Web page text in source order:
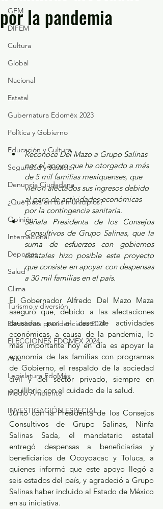
GEM
DIFEM
Cultura
Global
Nacional
Estatal
Gubernatura Edoméx 2023
Política y Gobierno
Educación y Cultura
Seguridad y Justicia
Denuncia Ciudadana
¿Qué pasa en tus municipios?
Opinión
Internacional
Deportes
Salud
Clima
Turismo y diversión
Elecciones presidenciales 2024
ELECCIONES EDOMEX 2024
Arte
Legislatura EdoMéx
Medio Ambiente
INVESTIGACIÓN ESPECIAL
por la pandemia
Reconoce Del Mazo a Grupo Salinas
por el apoyo que ha otorgado a más
de 5 mil familias mexiquenses, que
vieron afectados sus ingresos debido
al paro de actividades económicas
por la contingencia sanitaria.
Señala Presidenta de los Consejos
Consultivos de Grupo Salinas, que la
suma de esfuerzos con gobiernos
estatales hizo posible este proyecto
que consiste en apoyar con despensas
a 30 mil familias en el país.
El Gobernador Alfredo Del Mazo Maza
aseguró que, debido a las afectaciones
causadas por el cese de actividades
económicas, a causa de la pandemia, lo
más importante hoy en día es apoyar la
economía de las familias con programas
de Gobierno, el respaldo de la sociedad
civil y del sector privado, siempre en
equilibrio con el cuidado de la salud.
Junto con la Presidenta de los Consejos
Consultivos de Grupo Salinas, Ninfa
Salinas Sada, el mandatario estatal
entregó despensas a beneficiarias y
beneficiarios de Ocoyoacac y Toluca, a
quienes informó que este apoyo llegó a
seis estados del país, y agradeció a Grupo
Salinas haber incluido al Estado de México
en su iniciativa.